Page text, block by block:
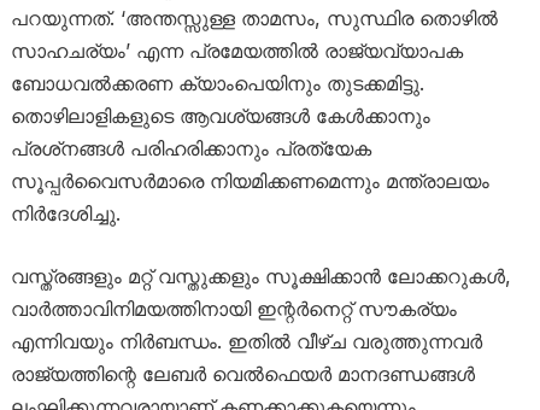
പറയുന്നത്. ‘അന്തസ്സുള്ള താമസം, സുസ്ഥിര തൊഴില്‍
സാഹചര്യം’ എന്ന പ്രമേയത്തില്‍ രാജ്യവ്യാപക
ബോധവല്‍ക്കരണ ക്യാംപെയിനും തുടക്കമിട്ടു.
തൊഴിലാളികളുടെ ആവശ്യങ്ങള്‍ കേള്‍ക്കാനും
പ്രശ്‌നങ്ങള്‍ പരിഹരിക്കാനും പ്രത്യേക
സൂപ്പര്‍വൈസര്‍മാരെ നിയമിക്കണമെന്നും മന്ത്രാലയം
നിര്‍ദേശിച്ചു.
വസ്ത്രങ്ങളും മറ്റ് വസ്തുക്കളും സൂക്ഷിക്കാന്‍ ലോക്കറുകള്‍,
വാര്‍ത്താവിനിമയത്തിനായി ഇന്റര്‍നെറ്റ് സൗകര്യം
എന്നിവയും നിര്‍ബന്ധം. ഇതില്‍ വീഴ്ച വരുത്തുന്നവര്‍
രാജ്യത്തിന്റെ ലേബര്‍ വെല്‍ഫെയര്‍ മാനദണ്ഡങ്ങള്‍